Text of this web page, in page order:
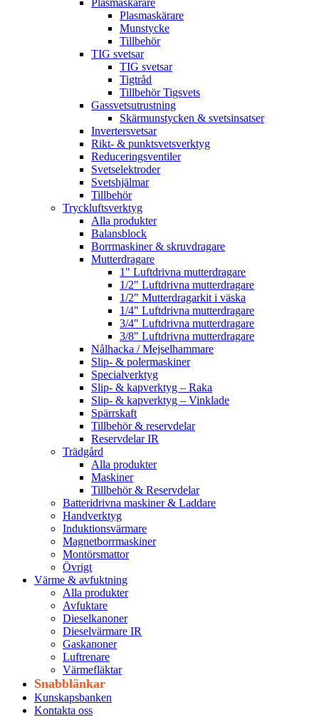
Plasmaskärare
Plasmaskärare
Munstycke
Tillbehör
TIG svetsar
TIG svetsar
Tigtråd
Tillbehör Tigsvets
Gassvetsutrustning
Skärmunstycken & svetsinsatser
Invertersvetsar
Rikt- & punktsvetsverktyg
Reduceringsventiler
Svetselektroder
Svetshjälmar
Tillbehör
Tryckluftsverktyg
Alla produkter
Balansblock
Borrmaskiner & skruvdragare
Mutterdragare
1" Luftdrivna mutterdragare
1/2" Luftdrivna mutterdragare
1/2" Mutterdragarkit i väska
1/4" Luftdrivna mutterdragare
3/4" Luftdrivna mutterdragare
3/8" Luftdrivna mutterdragare
Nålhacka / Mejselhammare
Slip- & polermaskiner
Specialverktyg
Slip- & kapverktyg – Raka
Slip- & kapverktyg – Vinklade
Spärrskaft
Tillbehör & reservdelar
Reservdelar IR
Trädgård
Alla produkter
Maskiner
Tillbehör & Reservdelar
Batteridrivna maskiner & Laddare
Handverktyg
Induktionsvärmare
Magnetborrmaskiner
Montörsmattor
Övrigt
Värme & avfuktning
Alla produkter
Avfuktare
Dieselkanoner
Dieselvärmare IR
Gaskanoner
Luftrenare
Värmefläktar
Snabblänkar
Kunskapsbanken
Kontakta oss